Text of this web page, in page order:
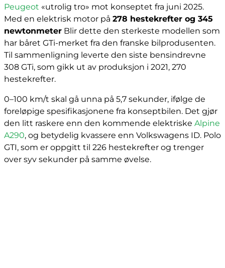
Peugeot «utrolig tro» mot konseptet fra juni 2025.
Med en elektrisk motor på 278 hestekrefter og 345
newtonmeter Blir dette den sterkeste modellen som
har båret GTi-merket fra den franske bilprodusenten.
Til sammenligning leverte den siste bensindrevne
308 GTi, som gikk ut av produksjon i 2021, 270
hestekrefter.
0–100 km/t skal gå unna på 5,7 sekunder, ifølge de
foreløpige spesifikasjonene fra konseptbilen. Det gjør
den litt raskere enn den kommende elektriske Alpine
A290, og betydelig kvassere enn Volkswagens ID. Polo
GTI, som er oppgitt til 226 hestekrefter og trenger
over syv sekunder på samme øvelse.